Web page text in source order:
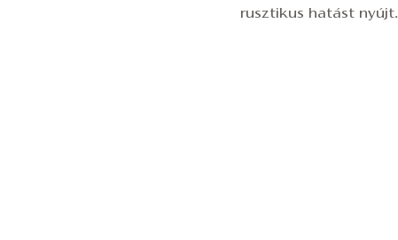
rusztikus hatást nyújt.